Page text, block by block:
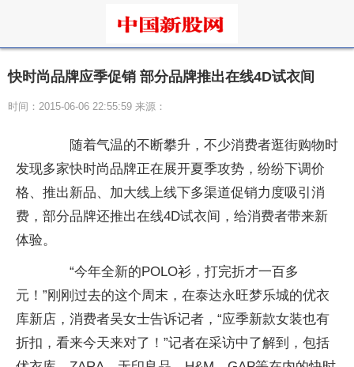
快时尚品牌应季促销 部分品牌推出在线4D试衣间
时间：2015-06-06 22:55:59 来源：
随着气温的不断攀升，不少消费者逛街购物时
发现多家快时尚品牌正在展开夏季攻势，纷纷下调价
格、推出新品、加大线上线下多渠道促销力度吸引消
费，部分品牌还推出在线4D试衣间，给消费者带来新
体验。
“今年全新的POLO衫，打完折才一百多
元！”刚刚过去的这个周末，在泰达永旺梦乐城的优衣
库新店，消费者吴女士告诉记者，“应季新款女装也有
折扣，看来今天来对了！”记者在采访中了解到，包括